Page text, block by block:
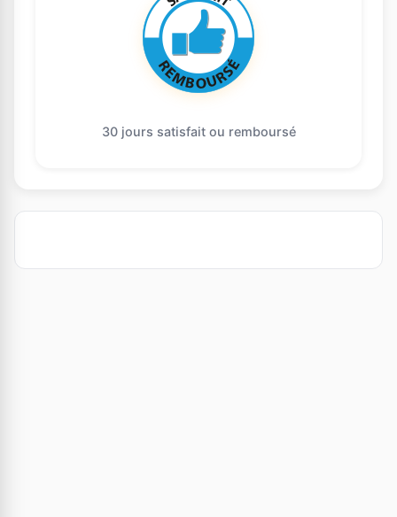
30 jours satisfait ou remboursé